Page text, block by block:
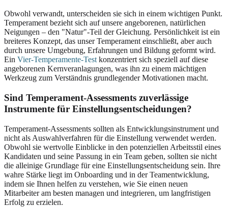
Obwohl verwandt, unterscheiden sie sich in einem wichtigen Punkt.
Temperament bezieht sich auf unsere angeborenen, natürlichen
Neigungen – den "Natur"-Teil der Gleichung. Persönlichkeit ist ein
breiteres Konzept, das unser Temperament einschließt, aber auch
durch unsere Umgebung, Erfahrungen und Bildung geformt wird.
Ein Vier-Temperamente-Test konzentriert sich speziell auf diese
angeborenen Kernveranlagungen, was ihn zu einem mächtigen
Werkzeug zum Verständnis grundlegender Motivationen macht.
Sind Temperament-Assessments zuverlässige
Instrumente für Einstellungsentscheidungen?
Temperament-Assessments sollten als Entwicklungsinstrument und
nicht als Auswahlverfahren für die Einstellung verwendet werden.
Obwohl sie wertvolle Einblicke in den potenziellen Arbeitsstil eines
Kandidaten und seine Passung in ein Team geben, sollten sie nicht
die alleinige Grundlage für eine Einstellungsentscheidung sein. Ihre
wahre Stärke liegt im Onboarding und in der Teamentwicklung,
indem sie Ihnen helfen zu verstehen, wie Sie einen neuen
Mitarbeiter am besten managen und integrieren, um langfristigen
Erfolg zu erzielen.